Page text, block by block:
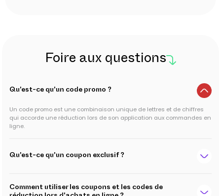
Foire aux questions
Qu'est-ce qu'un code promo ?
Un code promo est une combinaison unique de lettres et de chiffres
qui accorde une réduction lors de son application aux commandes en
ligne.
Qu'est-ce qu'un coupon exclusif ?
Comment utiliser les coupons et les codes de